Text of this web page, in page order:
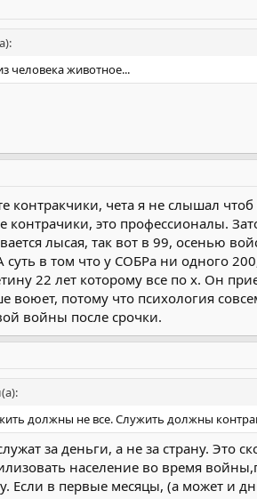
человека животное...
контракчики, чета я не слышал
контрачики, это профессионалы.
лысая, так вот в 99, осенью
суть в том что у СОБРа ни одного
22 лет которому все по х. Он
воюет, потому что психология
войны после срочки.
должны не все. Служить должны
за деньги, а не за страну. Это
население во время
Если в первые месяцы, (а может и